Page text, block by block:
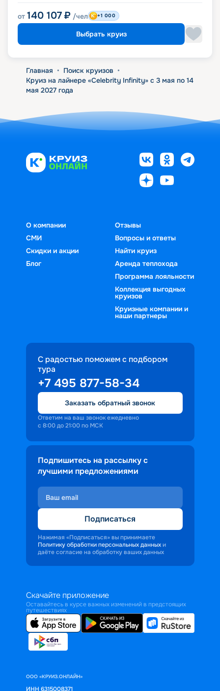
от 140 107 ₽ /чел +1 000
Выбрать круиз
Главная • Поиск круизов •
Круиз на лайнере «Celebrity Infinity» с 3 мая по 14
мая 2027 года
О компании
СМИ
Скидки и акции
Блог
Отзывы
Вопросы и ответы
Найти круиз
Аренда теплохода
Программа лояльности
Коллекция выгодных
круизов
Круизные компании и
наши партнеры
С радостью поможем с подбором
тура
+7 495 877-58-34
Заказать обратный звонок
Ответим на ваш звонок ежедневно
с 8:00 до 21:00 по МСК
Подпишитесь на рассылку с
лучшими предложениями
Подписаться
Нажимая «Подписаться» вы принимаете
Политику обработки персональных данных и
даёте согласие на обработку ваших данных
Скачайте приложение
Оставайтесь в курсе важных изменений в предстоящих
путешествиях
ООО «КРУИЗ.ОНЛАЙН»
ИНН 6315008371